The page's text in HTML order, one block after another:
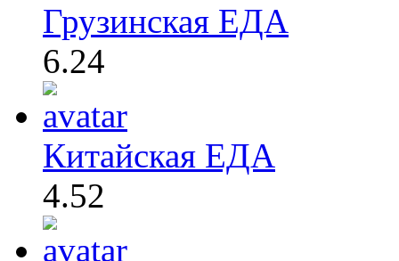
Грузинская ЕДА
6.24
Китайская ЕДА
4.52